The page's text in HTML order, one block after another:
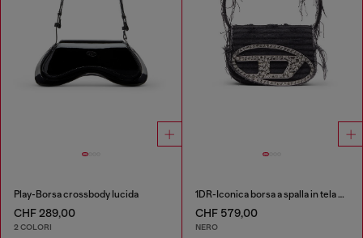
Play-Borsa crossbody lucida
CHF 289,00
2 COLORI
1DR-Iconica borsa a spalla in tela e pelle
CHF 579,00
NERO